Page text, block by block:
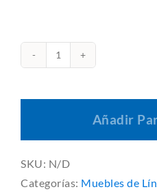
Separadores
Inserto
cantidadAñadir
SKU: N/D
Categorías: Muebles de